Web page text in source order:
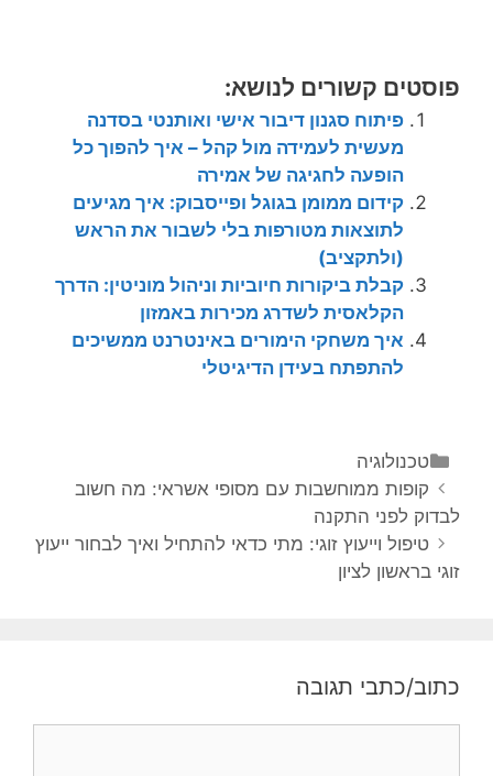
פוסטים קשורים לנושא:
פיתוח סגנון דיבור אישי ואותנטי בסדנה
מעשית לעמידה מול קהל – איך להפוך כל
הופעה לחגיגה של אמירה
קידום ממומן בגוגל ופייסבוק: איך מגיעים
לתוצאות מטורפות בלי לשבור את הראש
(ולתקציב)
קבלת ביקורות חיוביות וניהול מוניטין: הדרך
הקלאסית לשדרג מכירות באמזון
איך משחקי הימורים באינטרנט ממשיכים
להתפתח בעידן הדיגיטלי
טכנולוגיה
קופות ממוחשבות עם מסופי אשראי: מה חשוב
לבדוק לפני התקנה
טיפול וייעוץ זוגי: מתי כדאי להתחיל ואיך לבחור ייעוץ
זוגי בראשון לציון
כתוב/כתבי תגובה